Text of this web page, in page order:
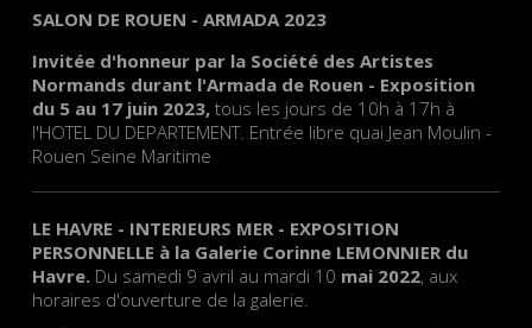
SALON DE ROUEN - ARMADA 2023
Invitée d'honneur par la Société des Artistes
Normands durant l'Armada de Rouen - Exposition
du 5 au 17 juin 2023, tous les jours de 10h à 17h à
l'HOTEL DU DEPARTEMENT. Entrée libre quai Jean Moulin -
Rouen Seine Maritime
LE HAVRE - INTERIEURS MER - EXPOSITION
PERSONNELLE à la Galerie Corinne LEMONNIER du
Havre. Du samedi 9 avril au mardi 10 mai 2022, aux
horaires d'ouverture de la galerie.